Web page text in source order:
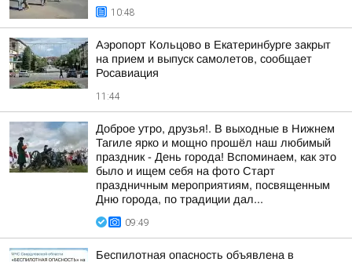
10:48
Аэропорт Кольцово в Екатеринбурге закрыт
на прием и выпуск самолетов, сообщает
Росавиация
11:44
Доброе утро, друзья!. В выходные в Нижнем
Тагиле ярко и мощно прошёл наш любимый
праздник - День города! Вспоминаем, как это
было и ищем себя на фото Cтарт
праздничным мероприятиям, посвященным
Дню города, по традиции дал...
09:49
Беспилотная опасность объявлена в